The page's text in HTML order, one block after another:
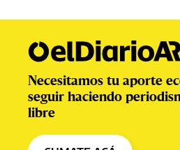
Necesitamos tu aporte
seguir haciendo
libre